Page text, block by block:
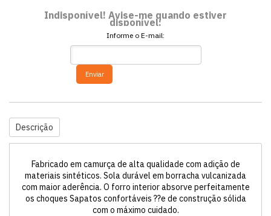
Indisponível! Avise-me quando estiver
disponível:
Informe o E-mail:
Enviar
Descrição
Fabricado em camurça de alta qualidade com adição de
materiais sintéticos. Sola durável em borracha vulcanizada
com maior aderência. O forro interior absorve perfeitamente
os choques Sapatos confortáveis ??e de construção sólida
com o máximo cuidado.